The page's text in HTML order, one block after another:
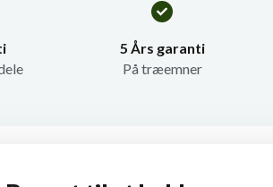
5 Års garanti
På træemner